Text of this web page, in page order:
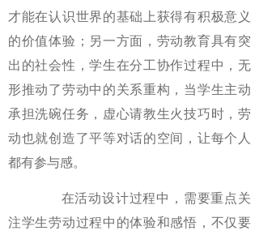
才能在认识世界的基础上获得有积极意义
的价值体验；另一方面，劳动教育具有突
出的社会性，学生在分工协作过程中，无
形推动了劳动中的关系重构，当学生主动
承担洗碗任务，虚心请教生火技巧时，劳
动也就创造了平等对话的空间，让每个人
都有参与感。
在活动设计过程中，需要重点关
注学生劳动过程中的体验和感悟，不仅要